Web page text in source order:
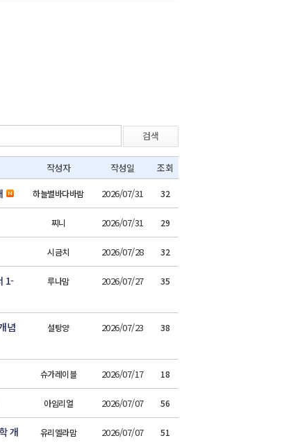
검색
작성자 작성일 조회
하늘별바다바람 2026/07/31 32
찌니 2026/07/31 29
시금치 2026/07/28 32
1-
루나맘 2026/07/27 35
념
설탕양 2026/07/23 38
슈가레이블 2026/07/17 18
아임리얼 2026/07/07 56
개
유리엘라맘 2026/07/07 51